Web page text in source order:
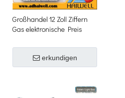
Großhandel 12 Zoll Ziffern
Gas elektronische Preis
erkundigen